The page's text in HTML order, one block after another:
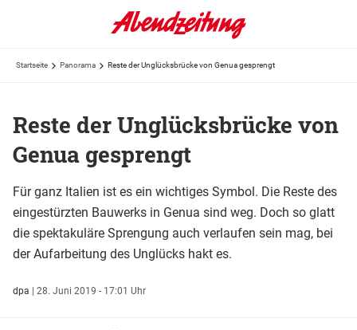
Startseite Panorama Reste der Unglücksbrücke von Genua gesprengt
Reste der Unglücksbrücke von
Genua gesprengt
Für ganz Italien ist es ein wichtiges Symbol. Die Reste des
eingestürzten Bauwerks in Genua sind weg. Doch so glatt
die spektakuläre Sprengung auch verlaufen sein mag, bei
der Aufarbeitung des Unglücks hakt es.
dpa | 28. Juni 2019 - 17:01 Uhr